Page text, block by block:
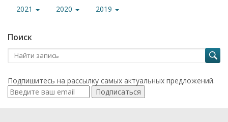
2021 2020 2019
Поиск
Подпишитесь на рассылку самых актуальных предложений.
Подписаться